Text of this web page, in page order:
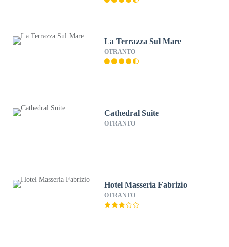
La Terrazza Sul Mare
OTRANTO
Cathedral Suite
OTRANTO
Hotel Masseria Fabrizio
OTRANTO